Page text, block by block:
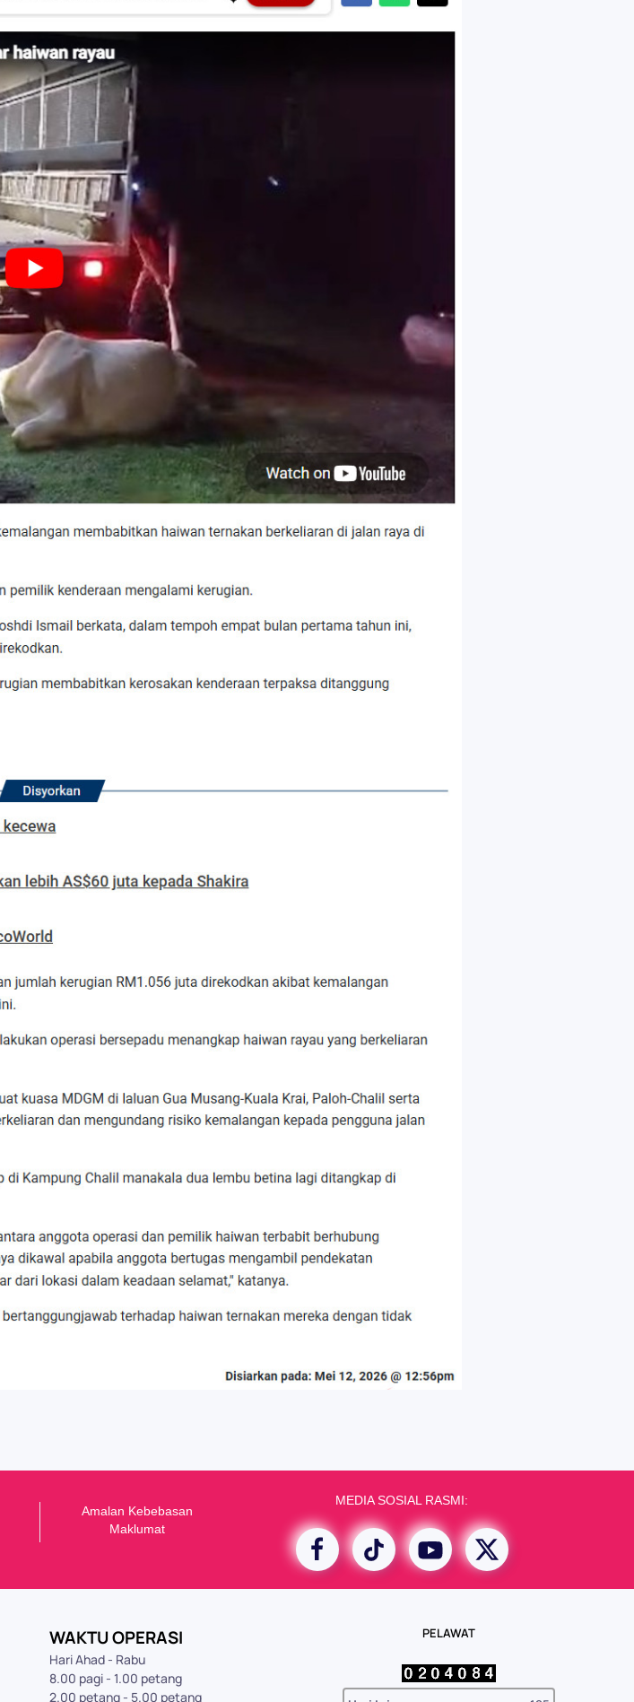
Amalan Kebebasan
Maklumat
MEDIA SOSIAL RASMI:
WAKTU OPERASI
Hari Ahad - Rabu
8.00 pagi - 1.00 petang
2.00 petang - 5.00 petang
PELAWAT